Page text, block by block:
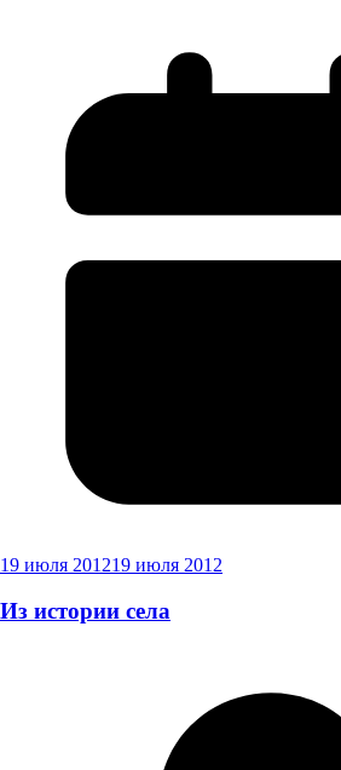
19 июля 201219 июля 2012
Из истории села